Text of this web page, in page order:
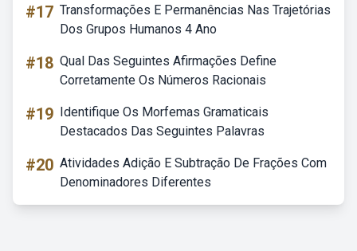
#17 Transformações E Permanências Nas Trajetórias
Dos Grupos Humanos 4 Ano
#18 Qual Das Seguintes Afirmações Define
Corretamente Os Números Racionais
#19 Identifique Os Morfemas Gramaticais
Destacados Das Seguintes Palavras
#20 Atividades Adição E Subtração De Frações Com
Denominadores Diferentes